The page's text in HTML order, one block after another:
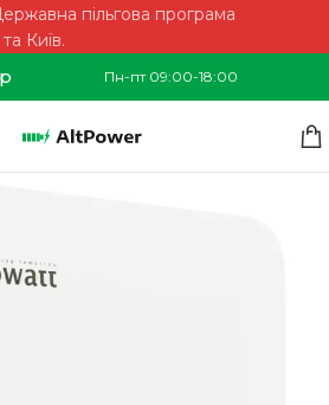
пільгова програма
Київ.
Пн-пт 09:00-18:00